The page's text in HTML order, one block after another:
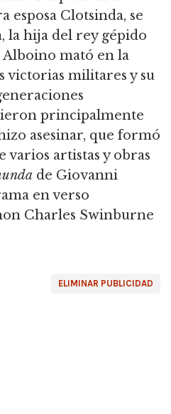
esposa Clotsinda, se
la hija del rey gépido
mató en la
victorias militares y su
principalmente
asesinar, que formó
varios artistas y obras
de Giovanni
en verso
Charles Swinburne
ELIMINAR PUBLICIDAD